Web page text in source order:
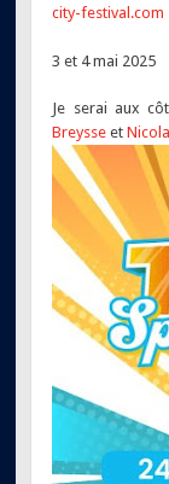
city-festival.com
3 et 4 mai 2025
Je serai aux
Breysse et